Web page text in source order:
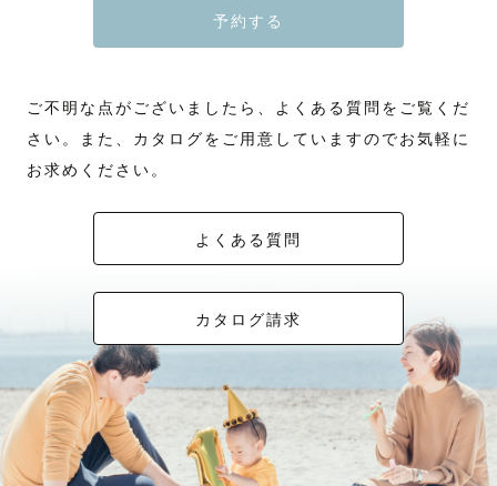
予約する
ご不明な点がございましたら、よくある質問をご覧くだ
さい。また、カタログをご用意していますのでお気軽に
お求めください。
よくある質問
カタログ請求